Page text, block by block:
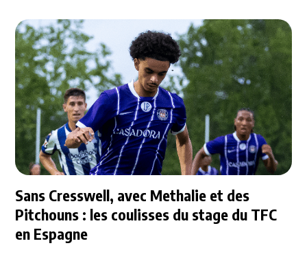
Sans Cresswell, avec Methalie et des
Pitchouns : les coulisses du stage du TFC
en Espagne